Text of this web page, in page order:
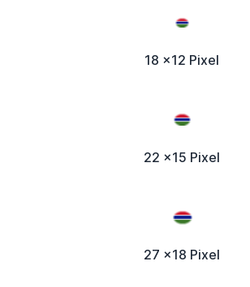
18 x12 Pixel
22 x15 Pixel
27 x18 Pixel